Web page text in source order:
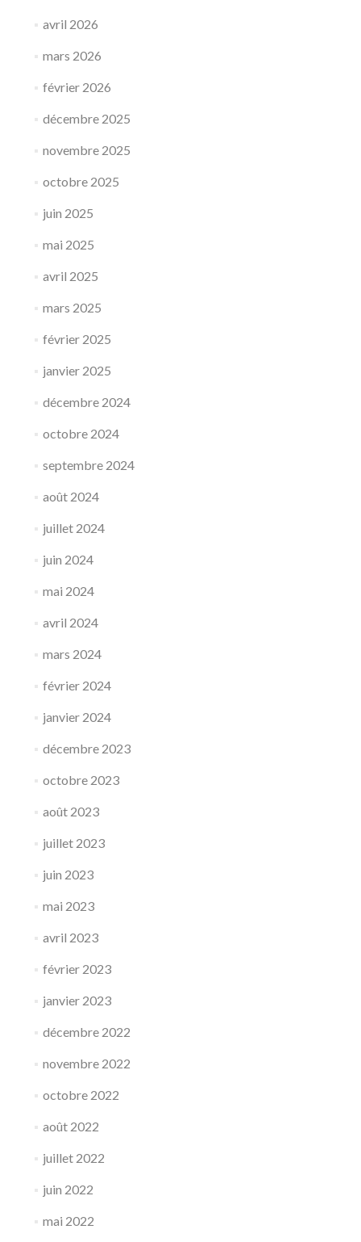
avril 2026
mars 2026
février 2026
décembre 2025
novembre 2025
octobre 2025
juin 2025
mai 2025
avril 2025
mars 2025
février 2025
janvier 2025
décembre 2024
octobre 2024
septembre 2024
août 2024
juillet 2024
juin 2024
mai 2024
avril 2024
mars 2024
février 2024
janvier 2024
décembre 2023
octobre 2023
août 2023
juillet 2023
juin 2023
mai 2023
avril 2023
février 2023
janvier 2023
décembre 2022
novembre 2022
octobre 2022
août 2022
juillet 2022
juin 2022
mai 2022